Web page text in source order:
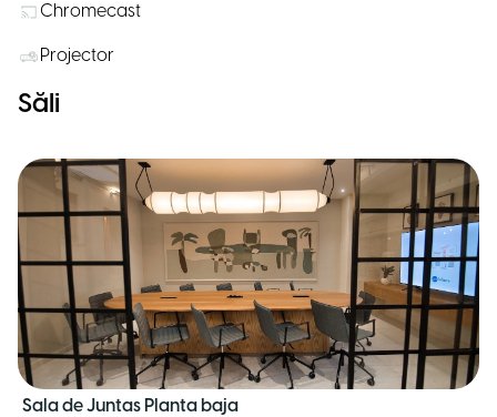
Chromecast
Projector
Săli
Sala de Juntas Planta baja